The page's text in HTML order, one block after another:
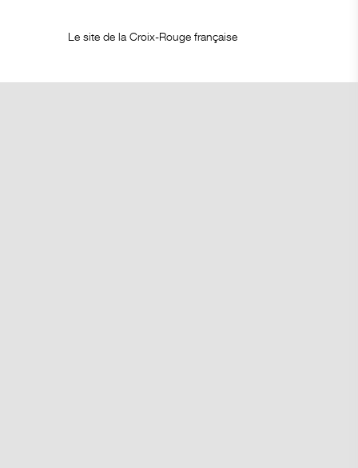
Le site de la Croix-Rouge française